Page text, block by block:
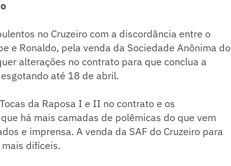
no Cruzeiro com a discordância entre o
e Ronaldo, pela venda da Sociedade Anônima do
alterações no contrato para que conclua a
até 18 de abril.
da Raposa I e II no contrato e os
há mais camadas de polêmicas do que vem
e imprensa. A venda da SAF do Cruzeiro para
difíceis.